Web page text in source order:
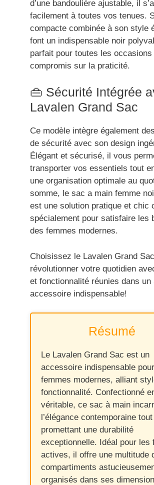
d’une bandoulière ajustable, il
facilement à toutes vos tenues.
compacte combinée à son style
font un indispensable noir
parfait pour toutes les occasions
compromis sur la praticité.
👜 Sécurité Intégrée
Lavalen Grand Sac
Ce modèle intègre également
de sécurité avec son design
Élégant et sécurisé, il vous
transporter vos essentiels tout
une organisation optimale au
somme, le sac a main femme
est une solution pratique et chic
spécialement pour satisfaire les
des femmes modernes.
Choisissez le Lavalen Grand
révolutionner votre quotidien
et fonctionnalité réunies dans un
accessoire indispensable!
Résumé
Le Lavalen Grand Sac est un
accessoire indispensable
femmes modernes, alliant
fonctionnalité. Confectionné
véritable, ce sac à main
l’élégance contemporaine
promettant une durabilité
exceptionnelle. Idéal pour les
actives, il offre une multitude
compartiments
organisés dans ses